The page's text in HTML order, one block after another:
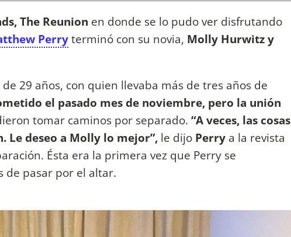
The Reunion en donde se lo pudo ver disfrutando
Perryterminó con su novia, Molly Hurwitz y
29 años, con quien llevaba más de tres años de
el pasado mes de noviembre, pero la unión
tomar caminos por separado. “A veces, las cosas
Le deseo a Molly lo mejor”, le dijo Perry a la revista
Ésta era la primera vez que Perry se
de pasar por el altar.